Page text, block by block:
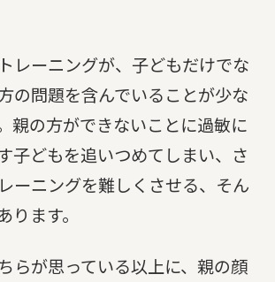
レーニングが、子どもだけでな
の問題を含んでいることが少な
親の方ができないことに過敏に
子どもを追いつめてしまい、さ
ーニングを難しくさせる、そん
ります。
らが思っている以上に、親の顔